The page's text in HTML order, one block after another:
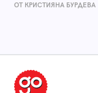
ОТ КРИСТИЯНА БУРДЕВА